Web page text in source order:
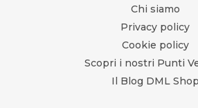
Chi siamo
Privacy policy
Cookie policy
Scopri i nostri Punti
Il Blog DML Shop